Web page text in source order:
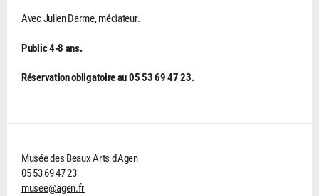
Avec Julien Darme, médiateur.
Public 4-8 ans.
Réservation obligatoire au 05 53 69 47 23.
Musée des Beaux Arts d'Agen
05 53 69 47 23
musee@agen.fr